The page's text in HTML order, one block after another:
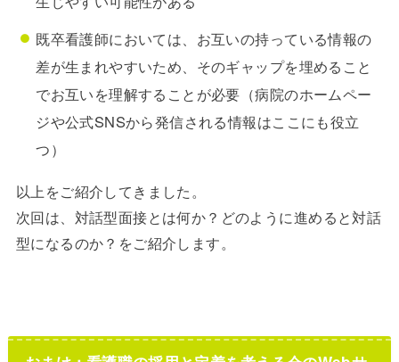
既卒看護師においては、お互いの持っている情報の
差が生まれやすいため、そのギャップを埋めること
でお互いを理解することが必要（病院のホームペー
ジや公式SNSから発信される情報はここにも役立
つ）
以上をご紹介してきました。
次回は、対話型面接とは何か？どのように進めると対話
型になるのか？をご紹介します。